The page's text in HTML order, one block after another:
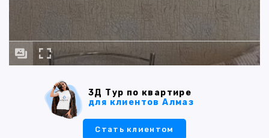
3Д Тур по квартире
для клиентов Алмаз
Стать клиентом